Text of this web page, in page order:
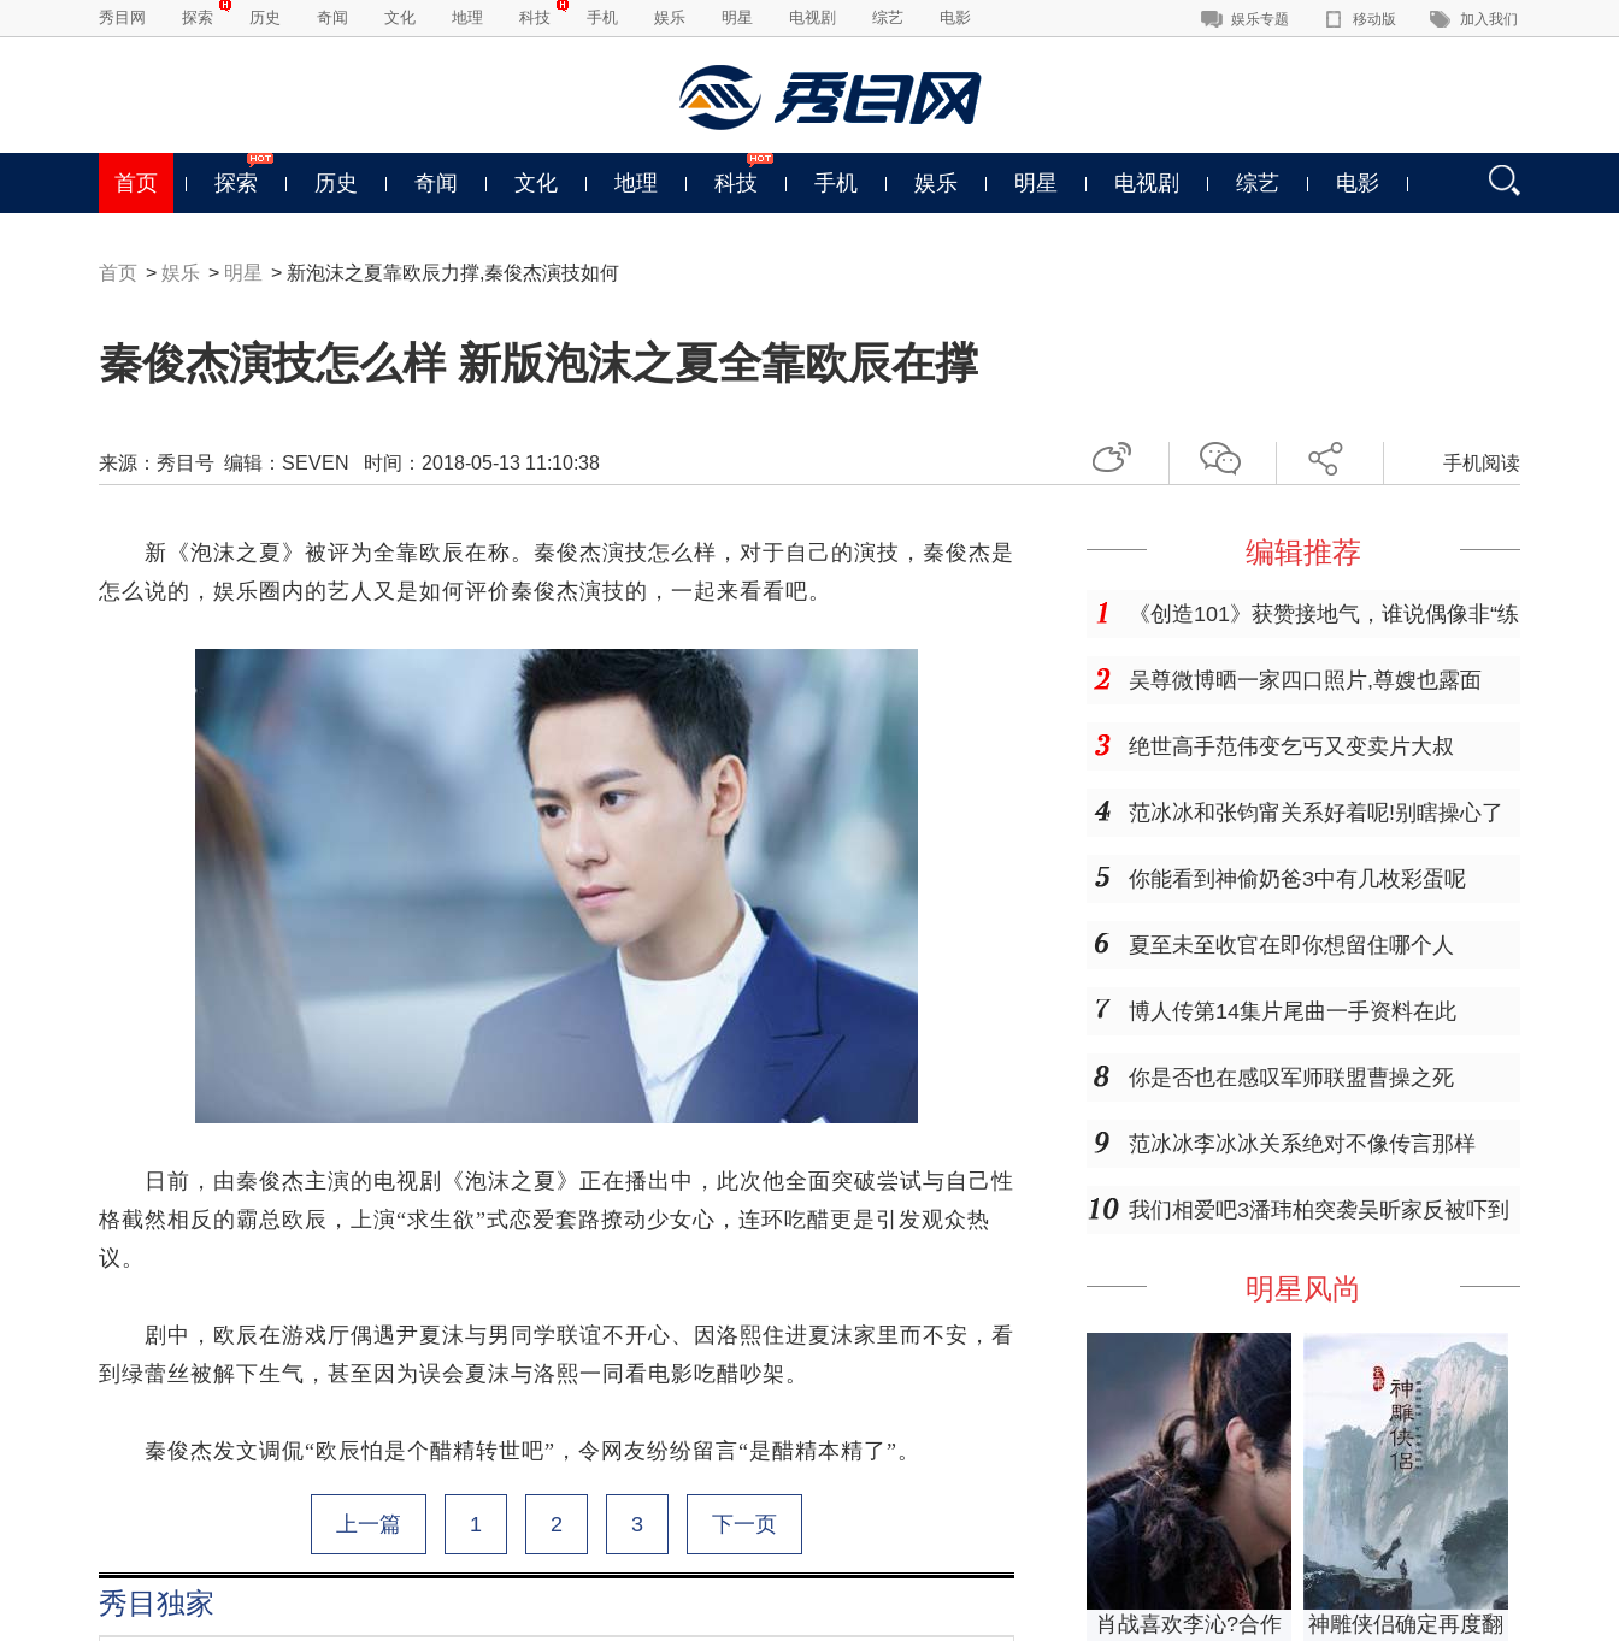
秀目网 探索 历史 奇闻 文化 地理 科技 手机 娱乐 明星 电视剧 综艺 电影 娱乐专题 移动版 加入我们
首页 探索 历史 奇闻 文化 地理 科技 手机 娱乐 明星 电视剧 综艺 电影
首页 > 娱乐 > 明星 > 新泡沫之夏靠欧辰力撑,秦俊杰演技如何
秦俊杰演技怎么样 新版泡沫之夏全靠欧辰在撑
来源： 秀目号 编辑：SEVEN 时间：2018-05-13 11:10:38 手机阅读
新《泡沫之夏》被评为全靠欧辰在称。秦俊杰演技怎么样，对于自己的演技，秦俊杰是
怎么说的，娱乐圈内的艺人又是如何评价秦俊杰演技的，一起来看看吧。
日前，由秦俊杰主演的电视剧《泡沫之夏》正在播出中，此次他全面突破尝试与自己性
格截然相反的霸总欧辰，上演“求生欲”式恋爱套路撩动少女心，连环吃醋更是引发观众热
议。
剧中，欧辰在游戏厅偶遇尹夏沫与男同学联谊不开心、因洛熙住进夏沫家里而不安，看
到绿蕾丝被解下生气，甚至因为误会夏沫与洛熙一同看电影吃醋吵架。
秦俊杰发文调侃“欧辰怕是个醋精转世吧”，令网友纷纷留言“是醋精本精了”。
上一篇 1 2 3 下一页
秀目独家
编辑推荐
《创造101》获赞接地气，谁说偶像非“练
习”、“养成”不可？
吴尊微博晒一家四口照片,尊嫂也露面
绝世高手范伟变乞丐又变卖片大叔
范冰冰和张钧甯关系好着呢!别瞎操心了
你能看到神偷奶爸3中有几枚彩蛋呢
夏至未至收官在即你想留住哪个人
博人传第14集片尾曲一手资料在此
你是否也在感叹军师联盟曹操之死
范冰冰李冰冰关系绝对不像传言那样
我们相爱吧3潘玮柏突袭吴昕家反被吓到
明星风尚
肖战喜欢李沁?合作
神雕侠侣确定再度翻